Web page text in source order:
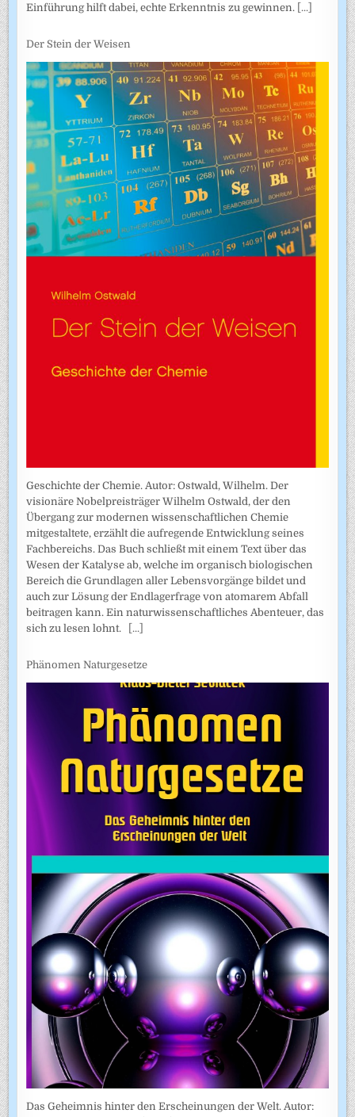
Einführung hilft dabei, echte Erkenntnis zu gewinnen. [...]
Der Stein der Weisen
Geschichte der Chemie. Autor: Ostwald, Wilhelm. Der
visionäre Nobelpreisträger Wilhelm Ostwald, der den
Übergang zur modernen wissenschaftlichen Chemie
mitgestaltete, erzählt die aufregende Entwicklung seines
Fachbereichs. Das Buch schließt mit einem Text über das
Wesen der Katalyse ab, welche im organisch biologischen
Bereich die Grundlagen aller Lebensvorgänge bildet und
auch zur Lösung der Endlagerfrage von atomarem Abfall
beitragen kann. Ein naturwissenschaftliches Abenteuer, das
sich zu lesen lohnt.
[...]
Phänomen Naturgesetze
Das Geheimnis hinter den Erscheinungen der Welt. Autor: